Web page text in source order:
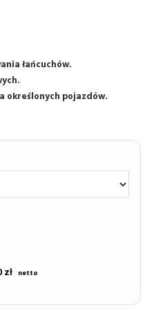
łańcuchów.
określonych pojazdów.
zł